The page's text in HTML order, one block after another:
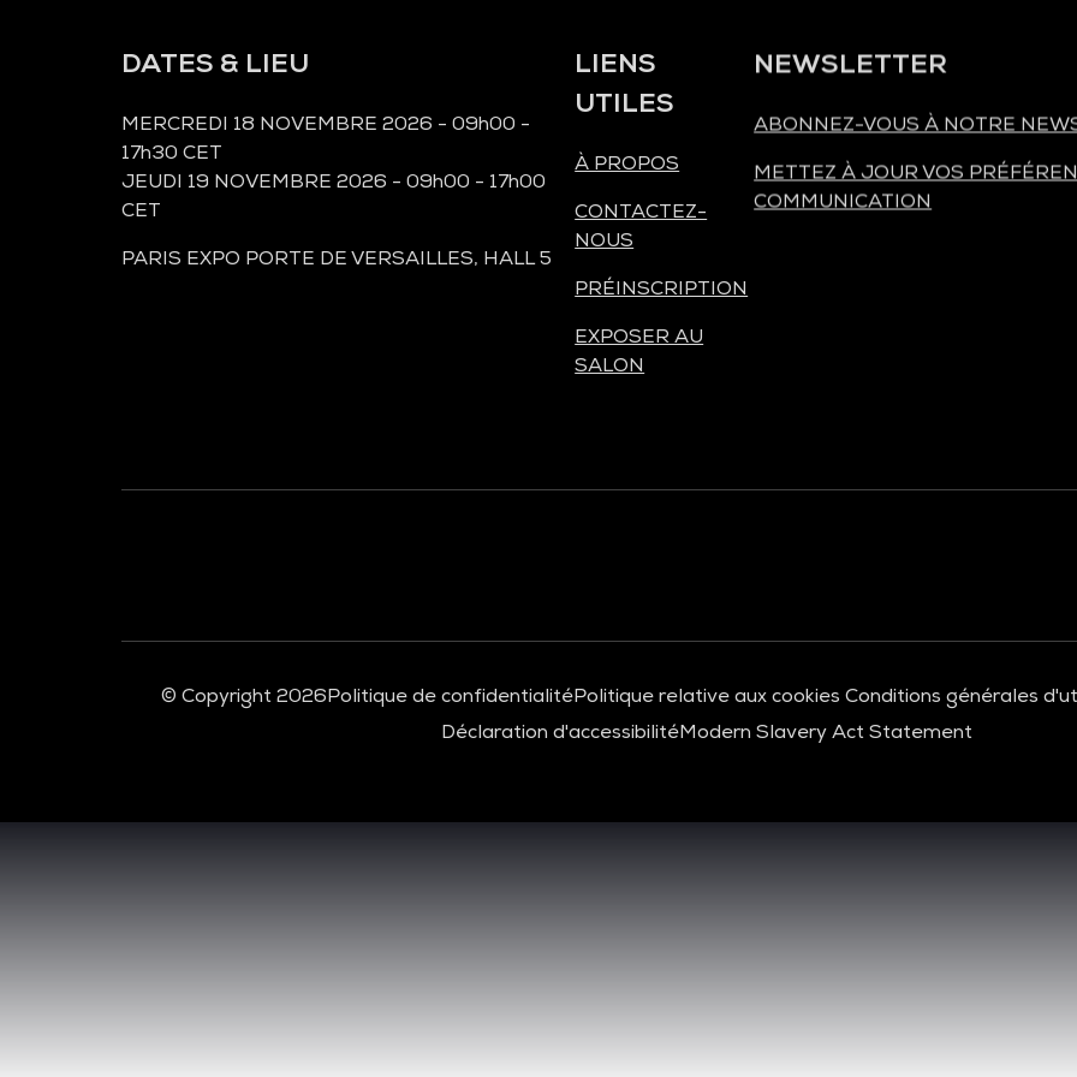
DATES & LIEU
MERCREDI 18 NOVEMBRE 2026 - 09h00 -
17h30 CET
JEUDI 19 NOVEMBRE 2026 - 09h00 - 17h00
CET
PARIS EXPO PORTE DE VERSAILLES, HALL 5
LIENS
UTILES
À PROPOS
CONTACTEZ-
NOUS
PRÉINSCRIPTION
EXPOSER AU
SALON
NEWSLETTER
ABONNEZ-VOUS À NOTRE
METTEZ À JOUR VOS
COMMUNICATION
© Copyright 2026Politique de confidentialitéPolitique relative aux cookies Conditions générales
Déclaration d'accessibilitéModern Slavery Act Statement